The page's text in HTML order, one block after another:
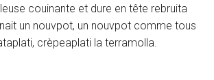
couinante et dure en tête rebruita
un nouvpot, un nouvpot comme tous
crèpeaplati la terramolla.